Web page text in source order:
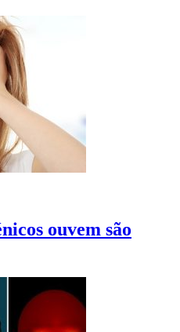
ouvem são